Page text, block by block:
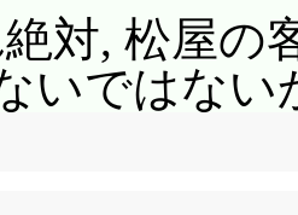
対, 松屋の
いではな